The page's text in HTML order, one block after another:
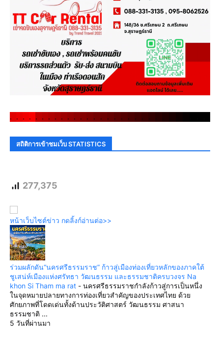
. . . . . . . . . . . . . . . . . . . . .
สถิติการเข้าชมเว็บ STATISTICS
277,375
หน้าเว็บไซต์ข่าว กดลิ้งก์อ่านต่อ>>
ร่วมผลักดัน“นครศรีธรรมราช” ก้าวสู่เมืองท่องเที่ยวหลักของภาคใต้
ชูเสน่ห์เมืองแห่งศรัทธา วัฒนธรรม และธรรมชาติครบวงจร Na
khon Si Tham ma rat - นครศรีธรรมราชกำลังก้าวสู่การเป็นหนึ่ง
ในจุดหมายปลายทางการท่องเที่ยวสำคัญของประเทศไทย ด้วย
ศักยภาพที่โดดเด่นทั้งด้านประวัติศาสตร์ วัฒนธรรม ศาสนา
ธรรมชาติ ...
5 วันที่ผ่านมา